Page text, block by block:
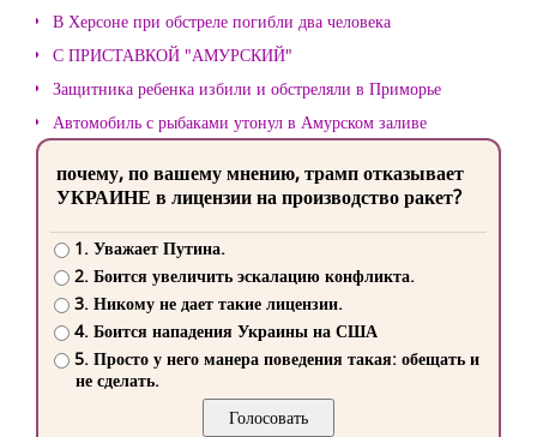
В Херсоне при обстреле погибли два человека
С ПРИСТАВКОЙ "АМУРСКИЙ"
Защитника ребенка избили и обстреляли в Приморье
Автомобиль с рыбаками утонул в Амурском заливе
почему, по вашему мнению, трамп отказывает
УКРАИНЕ в лицензии на производство ракет?
1. Уважает Путина.
2. Боится увеличить эскалацию конфликта.
3. Никому не дает такие лицензии.
4. Боится нападения Украины на США
5. Просто у него манера поведения такая: обещать и
не сделать.